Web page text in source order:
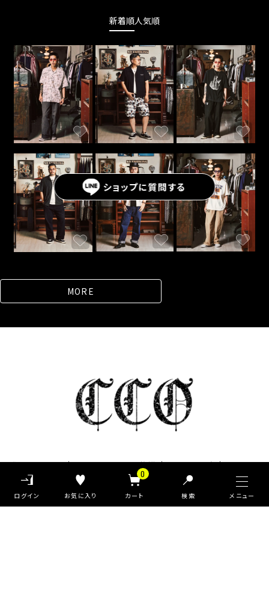
0
検索
Pack T-shirt 大きめ Ｖネック ヴィンテージ
新着順人気順
MORE
ショップに質問する
私たちについて クラシックからのご挨拶
お知らせ一覧
ご利用ガイド
よくあるご質問
新規会員登録
会員サービスについて
お問い合わせ
プライバシーポリシー
特定商取引法に基づく表記